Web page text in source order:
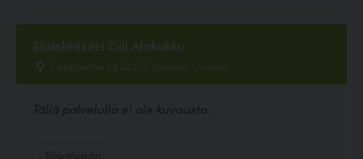
Eläinlääkäri Oili Alakukku
Petäjoentie 54 32200 Loimaa, Loimaa
Tällä palvelulla ei ole kuvausta.